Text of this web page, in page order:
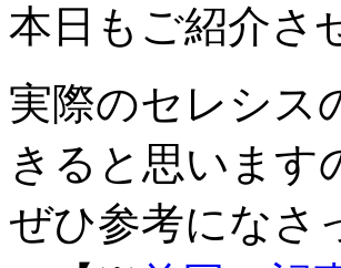
本日もご紹介さ
実際のセレシス
きると思います
ぜひ参考になさ